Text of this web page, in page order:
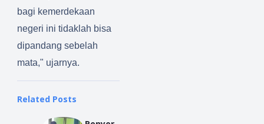
bagi kemerdekaan
negeri ini tidaklah bisa
dipandang sebelah
mata," ujarnya.
Related Posts